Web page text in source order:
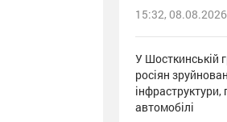
15:32, 08.08.2026
У Шосткинській
росіян
автомобілі